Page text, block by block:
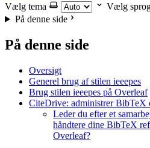
Vælg tema
Vælg
På denne side
På denne side
Oversigt
Generel brug af stilen ieeepes
Brug stilen ieeepes på Overleaf
CiteDrive: administrer
Leder du efter et
håndtere dine BibTeX
Overleaf?